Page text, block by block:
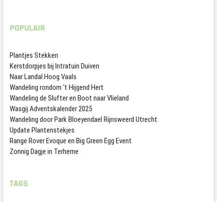
POPULAIR
Plantjes Stekken
Kerstdorpjes bij Intratuin Duiven
Naar Landal Hoog Vaals
Wandeling rondom ‘t Hijgend Hert
Wandeling de Slufter en Boot naar Vlieland
Wasgij Adventskalender 2025
Wandeling door Park Bloeyendael Rijnsweerd Utrecht
Update Plantenstekjes
Range Rover Evoque en Big Green Egg Event
Zonnig Dagje in Terherne
TAGS